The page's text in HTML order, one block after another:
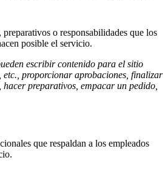
preparativos o responsabilidades que los
posible el servicio.
escribir contenido para el sitio
etc., proporcionar aprobaciones, finalizar
preparativos, empacar un pedido,
que respaldan a los empleados